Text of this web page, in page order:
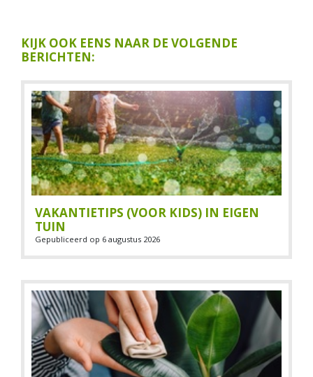
KIJK OOK EENS NAAR DE VOLGENDE
BERICHTEN:
VAKANTIETIPS (VOOR KIDS) IN EIGEN
TUIN
Gepubliceerd op 6 augustus 2026